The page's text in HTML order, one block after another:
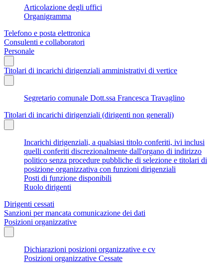
Articolazione degli uffici
Organigramma
Telefono e posta elettronica
Consulenti e collaboratori
Personale
Titolari di incarichi dirigenziali amministrativi di vertice
Segretario comunale Dott.ssa Francesca Travaglino
Titolari di incarichi dirigenziali (dirigenti non generali)
Incarichi dirigenziali, a qualsiasi titolo conferiti, ivi inclusi
quelli conferiti discrezionalmente dall'organo di indirizzo
politico senza procedure pubbliche di selezione e titolari di
posizione organizzativa con funzioni dirigenziali
Posti di funzione disponibili
Ruolo dirigenti
Dirigenti cessati
Sanzioni per mancata comunicazione dei dati
Posizioni organizzative
Dichiarazioni posizioni organizzative e cv
Posizioni organizzative Cessate